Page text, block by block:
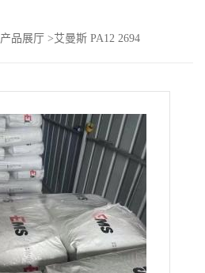
产品展厅 >艾曼斯 PA12 2694